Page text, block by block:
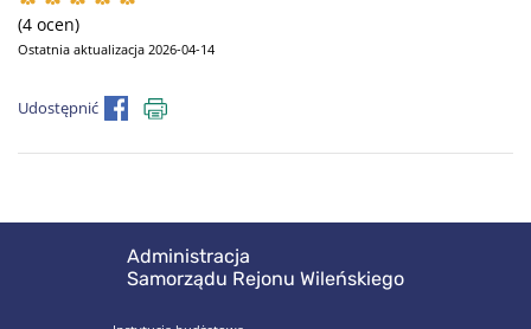
(4 ocen)
Ostatnia aktualizacja 2026-04-14
Udostępnić
Administracja
Samorządu Rejonu Wileńskiego